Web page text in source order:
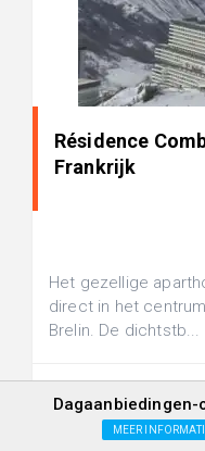
Résidence
Frankrijk
Het gezellige
direct in het
Brelin. De dichtstb...
Dagaanbiedingen-
MEER